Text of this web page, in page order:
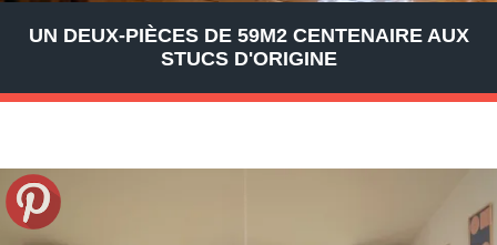
UN DEUX-PIÈCES DE 59M2 CENTENAIRE AUX
STUCS D'ORIGINE